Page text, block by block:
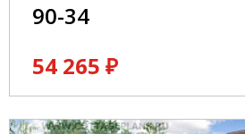
90-34
54 265 ₽